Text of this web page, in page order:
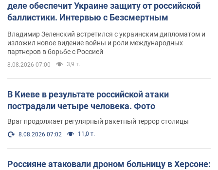
деле обеспечит Украине защиту от российской
баллистики. Интервью с Безсмертным
Владимир Зеленский встретился с украинским дипломатом и
изложил новое видение войны и роли международных
партнеров в борьбе с Россией
8.08.2026 07:00 3,9 т.
В Киеве в результате российской атаки
пострадали четыре человека. Фото
Враг продолжает регулярный ракетный террор столицы
8.08.2026 07:02 11,0 т.
Россияне атаковали дроном больницу в Херсоне: